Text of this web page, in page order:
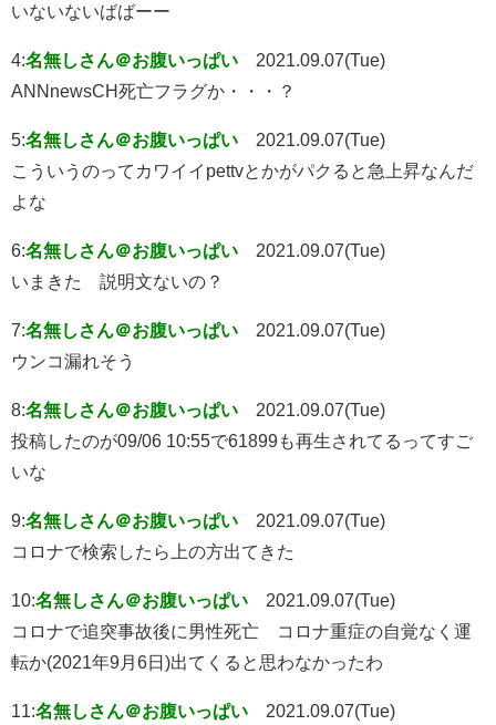
いないないばばーー
4:名無しさん＠お腹いっぱい
2021.09.07(Tue)
ANNnewsCH死亡フラグか・・・？
5:名無しさん＠お腹いっぱい
2021.09.07(Tue)
こういうのってカワイイpettvとかがパクると急上昇なんだ
よな
6:名無しさん＠お腹いっぱい
2021.09.07(Tue)
いまきた 説明文ないの？
7:名無しさん＠お腹いっぱい
2021.09.07(Tue)
ウンコ漏れそう
8:名無しさん＠お腹いっぱい
2021.09.07(Tue)
投稿したのが09/06 10:55で61899も再生されてるってすご
いな
9:名無しさん＠お腹いっぱい
2021.09.07(Tue)
コロナで検索したら上の方出てきた
10:名無しさん＠お腹いっぱい
2021.09.07(Tue)
コロナで追突事故後に男性死亡 コロナ重症の自覚なく運
転か(2021年9月6日)出てくると思わなかったわ
11:名無しさん＠お腹いっぱい
2021.09.07(Tue)